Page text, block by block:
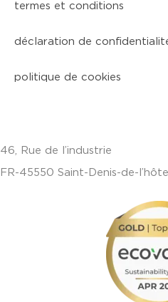
termes et conditions
déclaration de
politique de cookies
46, Rue de l’industrie
FR-45550 Saint-Denis-de-